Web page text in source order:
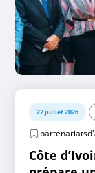
22 juillet 2026
Côte